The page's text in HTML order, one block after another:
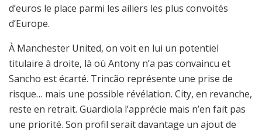
d’euros le place parmi les ailiers les plus convoités
d’Europe.
À Manchester United, on voit en lui un potentiel
titulaire à droite, là où Antony n’a pas convaincu et
Sancho est écarté. Trincão représente une prise de
risque… mais une possible révélation. City, en revanche,
reste en retrait. Guardiola l’apprécie mais n’en fait pas
une priorité. Son profil serait davantage un ajout de